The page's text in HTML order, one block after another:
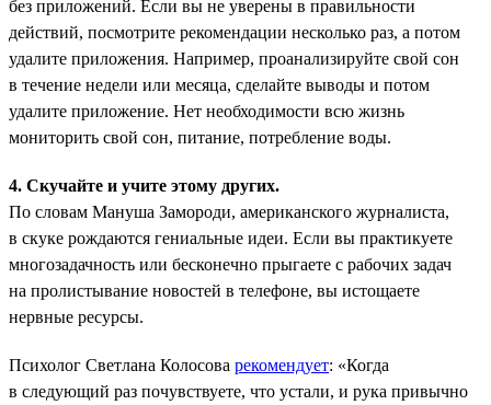
без приложений. Если вы не уверены в правильности
действий, посмотрите рекомендации несколько раз, а потом
удалите приложения. Например, проанализируйте свой сон
в течение недели или месяца, сделайте выводы и потом
удалите приложение. Нет необходимости всю жизнь
мониторить свой сон, питание, потребление воды.
4. Скучайте и учите этому других.
По словам Мануша Замороди, американского журналиста,
в скуке рождаются гениальные идеи. Если вы практикуете
многозадачность или бесконечно прыгаете с рабочих задач
на пролистывание новостей в телефоне, вы истощаете
нервные ресурсы.
Психолог Светлана Колосова рекомендует: «Когда
в следующий раз почувствуете, что устали, и рука привычно